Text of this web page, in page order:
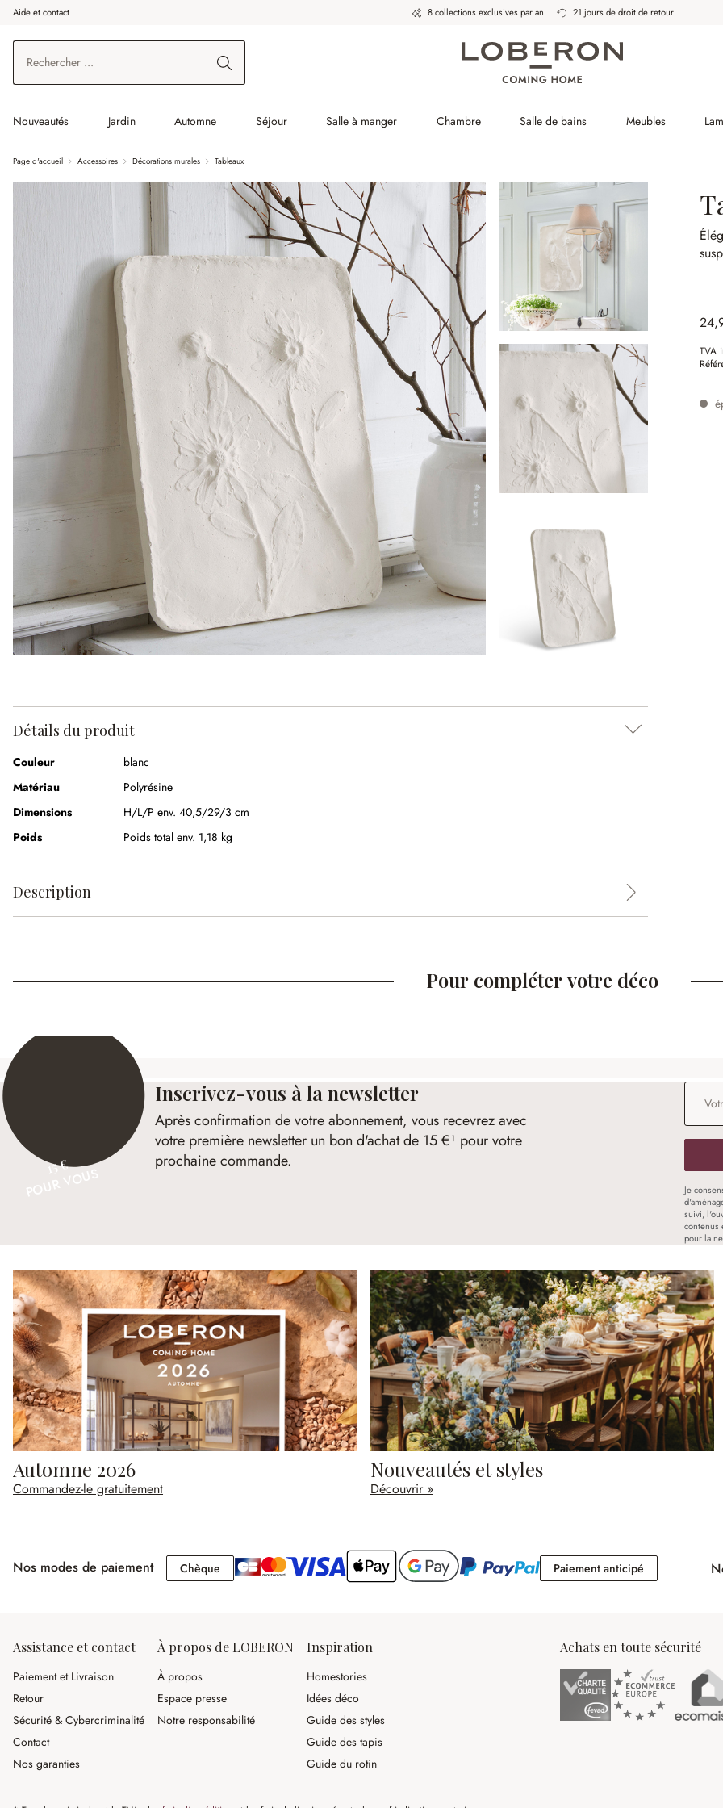
au contenu principal
Aller à la recherche
Aller à la navigation principale
Aide et contact 8 collections exclusives par an 21 jours de droit de retour
Nouveautés Jardin Automne Séjour Salle à manger Chambre Salle de bains Meubles
Page d'accueil Accessoires Décorations murales Tableaux
TVA
Détails du produit
Couleur
blanc
Matériau
Polyrésine
Dimensions
H/L/P env. 40,5/29/3 cm
Poids
Poids total env. 1,18 kg
Description
Pour compléter votre déco
15 €
Inscrivez-vous à la newsletter
Après confirmation de votre abonnement, vous recevrez avec
votre première newsletter un bon d'achat de 15 €¹ pour votre
prochaine commande.
Adresse
Je
suivi,
contenus
pour la
Automne 2026
Commandez-le gratuitement
Nouveautés et styles
Découvrir »
Nos modes de paiement Chèque Chèque Paiement anticipéPaiement
Assistance et contact
Paiement et Livraison
Retour
Sécurité & Cybercriminalité
Contact
Nos garanties
À propos de LOBERON
À propos
Espace presse
Notre responsabilité
Inspiration
Homestories
Idées déco
Guide des styles
Guide des tapis
Guide du rotin
Achats en toute sécurité